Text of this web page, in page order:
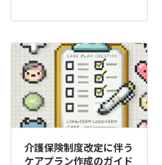
介護保険制度改定に伴う
ケアプラン作成のガイド